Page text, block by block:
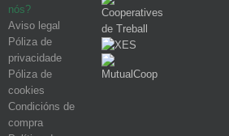
nós?
Aviso legal
Póliza de
privacidade
Póliza de
cookies
Condicións de
compra